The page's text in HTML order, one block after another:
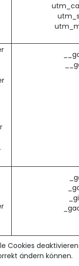
Cookies
ändern können.